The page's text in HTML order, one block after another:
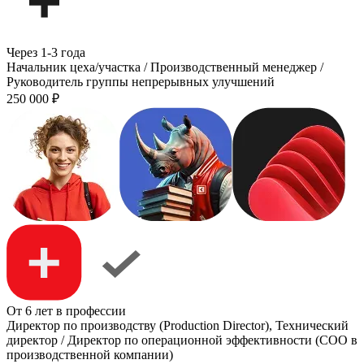
Через 1-3 года
Начальник цеха/участка / Производственный менеджер /
Руководитель группы непрерывных улучшений
250 000 ₽
От 6 лет в профессии
Директор по производству (Production Director), Технический
директор / Директор по операционной эффективности (COO в
производственной компании)